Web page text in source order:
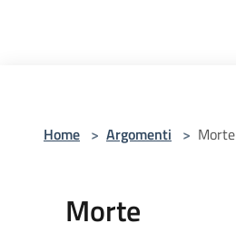
Home > Argomenti > Morte
Morte